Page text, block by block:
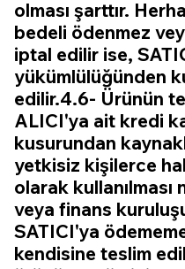
olması şarttır.
bedeli ödenmez
iptal edilir ise,
yükümlülüğünden
edilir.4.6- Ürünün
ALICI'ya ait kredi
kusurundan
yetkisiz kişilerce
olarak
veya finans
SATICI'ya
kendisine teslim